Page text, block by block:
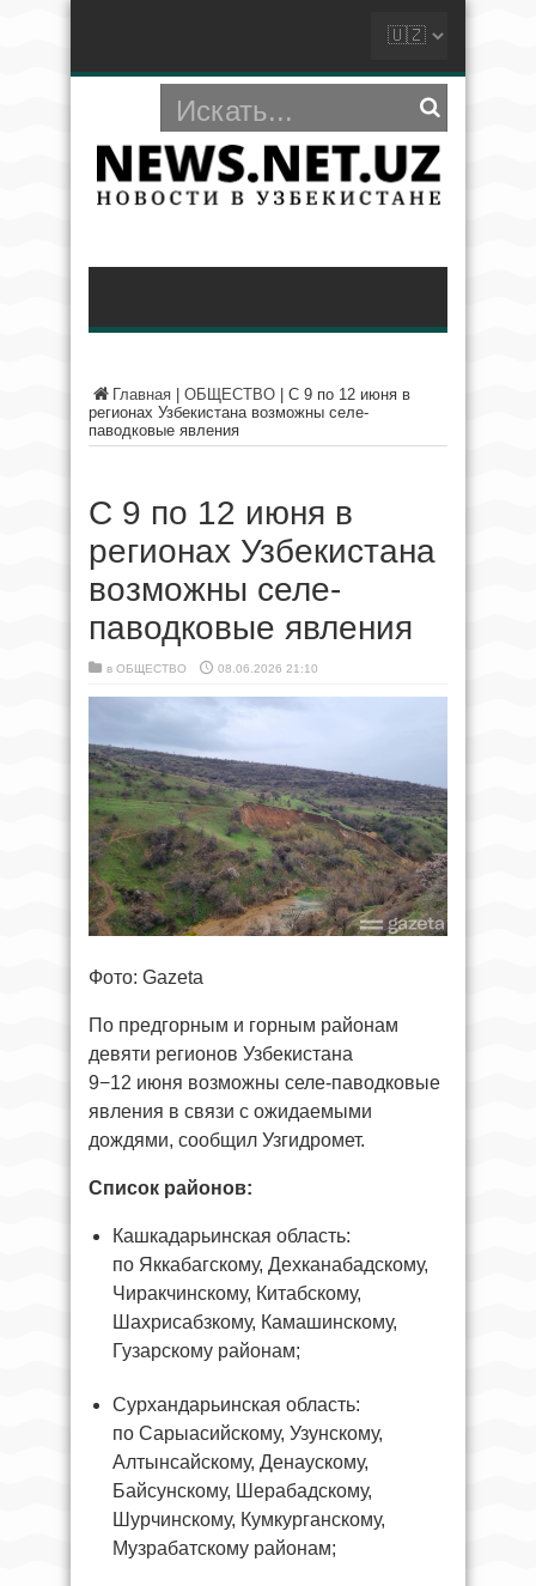
Главная ОБЩЕСТВО
С 9 по 12 июня в
регионах Узбекистана возможны селе-
паводковые явления
С 9 по 12 июня в
регионах Узбекистана
возможны селе-
паводковые явления
в ОБЩЕСТВО 08.06.2026 21:10
Фото: Gazeta
По предгорным и горным районам
девяти регионов Узбекистана
9−12 июня возможны селе-паводковые
явления в связи с ожидаемыми
дождями, сообщил Узгидромет.
Список районов:
Кашкадарьинская область:
по Яккабагскому, Дехканабадскому,
Чиракчинскому, Китабскому,
Шахрисабзкому, Камашинскому,
Гузарскому районам;
Сурхандарьинская область:
по Сарыасийскому, Узунскому,
Алтынсайскому, Денаускому,
Байсунскому, Шерабадскому,
Шурчинскому, Кумкурганскому,
Музрабатскому районам;